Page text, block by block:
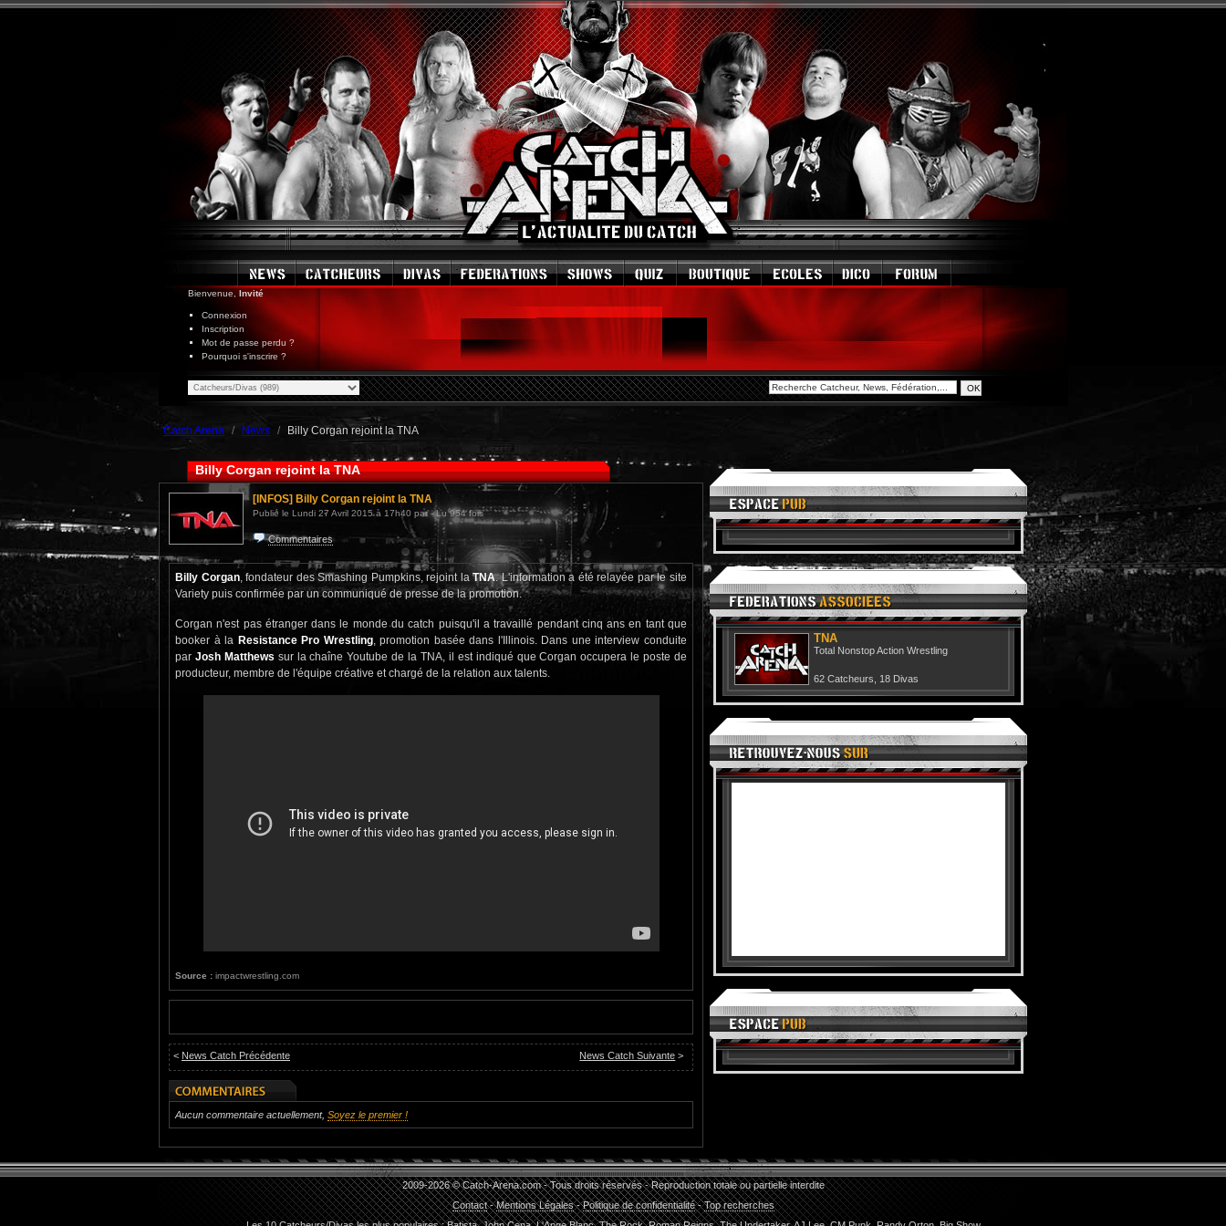
Bienvenue, Invité
Connexion
Inscription
Mot de passe perdu ?
Pourquoi s'inscrire ?
Catch Arena News Billy Corgan rejoint la TNA
Billy Corgan rejoint la TNA
[INFOS] Billy Corgan rejoint la TNA
Publié le Lundi 27 Avril 2015 à 17h40 par - Lu 954 fois
Commentaires
Billy Corgan, fondateur des Smashing Pumpkins, rejoint laTNA. L'information a été relayée par le site
Variety puis confirmée par un communiqué de presse de la promotion.
Corgan n'est pas étranger dans le monde du catch puisqu'il a travaillé pendant cinq ans en tant que
booker à la Resistance Pro Wrestling, promotion basée dans l'Illinois. Dans une interview conduite
par Josh Matthews sur la chaîne Youtube de la TNA, il est indiqué que Corgan occupera le poste de
producteur, membre de l'équipe créative et chargé de la relation aux talents.
Source : impactwrestling.com
< News Catch Précédente News Catch Suivante >
Aucun commentaire actuellement, Soyez le premier !
TNA
Total Nonstop Action Wrestling
62 Catcheurs 18 Divas
2009-2026 © Catch-Arena.com - Tous droits réservés - Reproduction totale ou partielle interdite
Contact-Mentions Légales-Politique de confidentialité-Top recherches